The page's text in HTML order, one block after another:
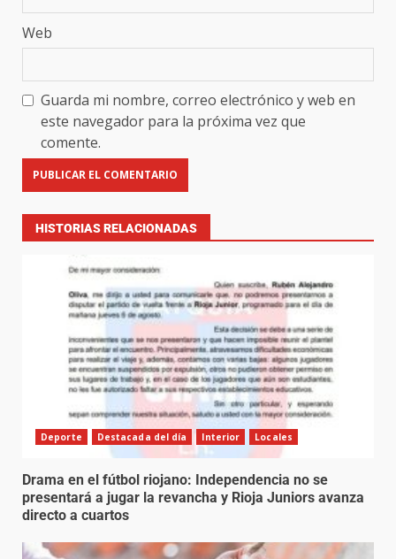
Web
Guarda mi nombre, correo electrónico y web en
este navegador para la próxima vez que
comente.
HISTORIAS RELACIONADAS
Deporte Destacada del día Interior Locales
Drama en el fútbol riojano: Independencia no se
presentará a jugar la revancha y Rioja Juniors avanza
directo a cuartos